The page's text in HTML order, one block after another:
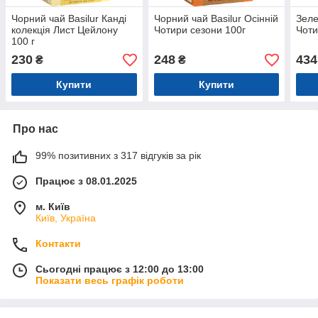
Чорний чай Basilur Канді
колекція Лист Цейлону
100 г
230 ₴
Купити
Чорний чай Basilur Осінній
Чотири сезони 100г
248₴
Купити
434
Про нас
99% позитивних з 317 відгуків за рік
Працює з 08.01.2025
м. Київ
Київ, Україна
Контакти
Сьогодні працює з 12:00 до 13:00
Показати весь графік роботи